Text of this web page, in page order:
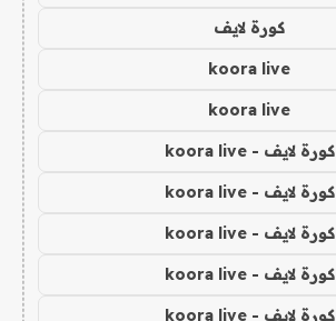
كورة لايف
koora live
koora live
كورة لايف - koora live
كورة لايف - koora live
كورة لايف - koora live
كورة لايف - koora live
كورة لايف - koora live